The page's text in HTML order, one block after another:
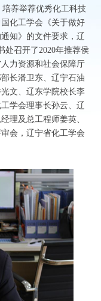
养举荐优秀化工科技
化工学会《关于做好
知》的文件要求，辽
处召开了2020年推荐侯
力资源和社会保障厅
长潘卫东、辽宁石油
文、辽东学院校长李
学会理事长孙云、辽
理及总工程师姜英、
会，辽宁省化工学会